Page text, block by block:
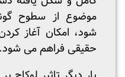
موضوع از سطوح
شود، امکان آغاز
حقیقی فراهم می شود.